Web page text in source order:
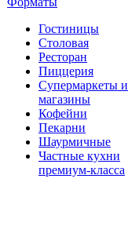
Гостиницы
Столовая
Ресторан
Пиццерия
Супермаркеты и
магазины
Кофейни
Пекарни
Шаурмичные
Частные кухни
премиум-класса